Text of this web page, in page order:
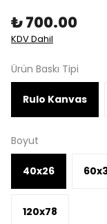
₺ 700.00
KDV Dahil
Ürün Baskı Tipi
Rulo Kanvas
Boyut
40x26
120x78